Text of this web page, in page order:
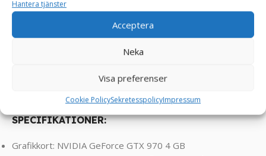
Hantera tjänster
Acceptera
Neka
Visa preferenser
Cookie PolicySekretesspolicyImpressum
ett oslagbart pris. WICKED Speldator är verkligen en dator
som sticker ut från mängden med sin estetik i vit format!
Klarar spel som FarCry, RDR2, Assasin’s Creed, COD,
League of Legends, World of Warcraft, Fortnite, CS2,
Overwatch , Battlefield, Left 4 Dead, Sims osv ! ! !
SPECIFIKATIONER:
Grafikkort: NVIDIA GeForce GTX 970 4 GB